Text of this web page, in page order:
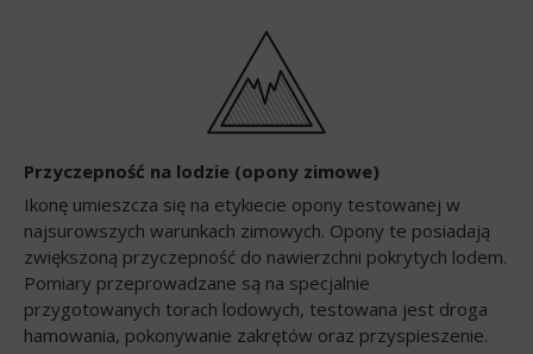
Przyczepność na lodzie (opony zimowe)
Ikonę umieszcza się na etykiecie opony testowanej w
najsurowszych warunkach zimowych. Opony te posiadają
zwiększoną przyczepność do nawierzchni pokrytych lodem.
Pomiary przeprowadzane są na specjalnie
przygotowanych torach lodowych, testowana jest droga
hamowania, pokonywanie zakrętów oraz przyspieszenie.